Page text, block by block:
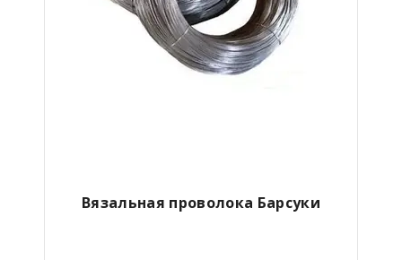
Вязальная проволока Барсуки